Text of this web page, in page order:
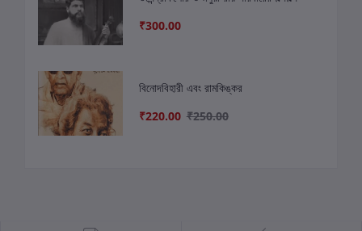
₹300.00
বিনোদবিহারী এবং রামকিঙ্কর
₹220.00 ₹250.00